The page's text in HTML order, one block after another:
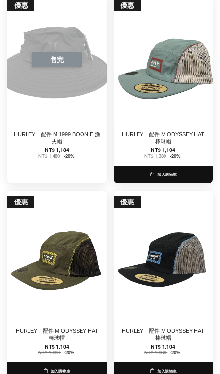
優惠
售完
HURLEY｜配件 M 1999 BOONIE 漁
夫帽
NT$ 1,184
NT$ 1,480 -20%
優惠
HURLEY｜配件 M ODYSSEY HAT
棒球帽
NT$ 1,104
NT$ 1,380 -20%
加入購物車
優惠
HURLEY｜配件 M ODYSSEY HAT
棒球帽
NT$ 1,104
NT$ 1,380 -20%
加入購物車
優惠
HURLEY｜配件 M ODYSSEY HAT
棒球帽
NT$ 1,104
NT$ 1,380 -20%
加入購物車